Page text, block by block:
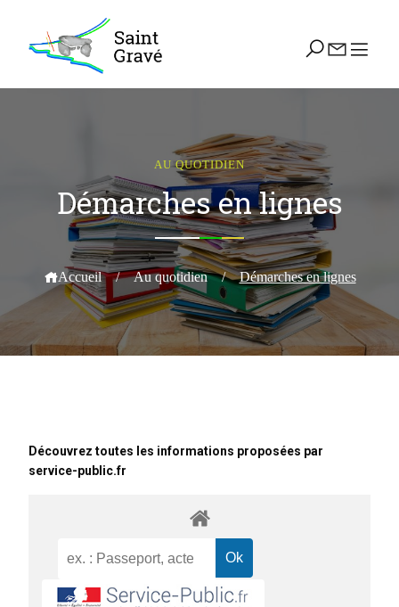
AU QUOTIDIEN
Démarches en lignes
Accueil / Au quotidien / Démarches en lignes
Découvrez toutes les informations proposées par
service-public.fr